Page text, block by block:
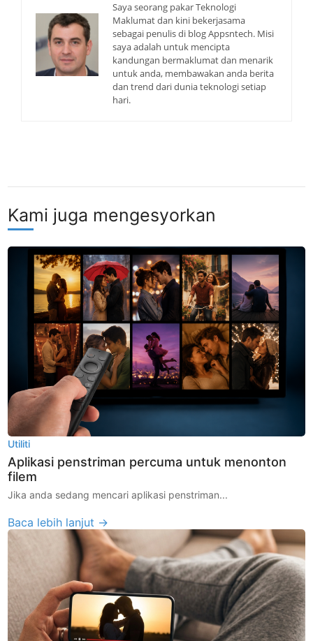
Saya seorang pakar Teknologi
Maklumat dan kini bekerjasama
sebagai penulis di blog Appsntech. Misi
saya adalah untuk mencipta
kandungan bermaklumat dan menarik
untuk anda, membawakan anda berita
dan trend dari dunia teknologi setiap
hari.
Kami juga mengesyorkan
Utiliti
Aplikasi penstriman percuma untuk menonton
filem
Jika anda sedang mencari aplikasi penstriman...
Baca lebih lanjut →